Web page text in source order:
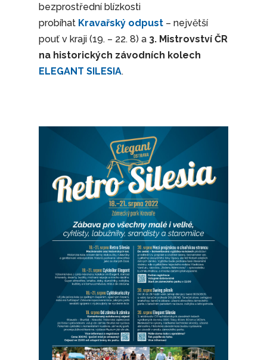
bezprostřední blízkosti
probíhat Kravařský odpust– největší
pouť v kraji (19. – 22. 8) a 3. Mistrovství ČR
na historických závodních kolech
ELEGANT SILESIA.